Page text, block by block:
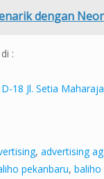
dengan
:
18 Jl. Setia
, advertising
pekanbaru, baliho